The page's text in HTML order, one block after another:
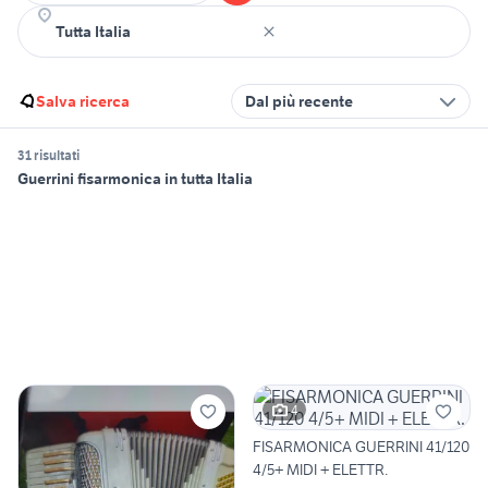
Salva ricerca Dal più recente
31 risultati
Guerrini fisarmonica in tutta Italia
4
FISARMONICA GUERRINI 41/120
4/5+ MIDI + ELETTR.